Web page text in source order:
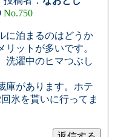
No.750
に泊まるのはどうか
ットが多いです。
洗濯中のヒマつぶし
庫があります。ホテ
氷を貰いに行ってま